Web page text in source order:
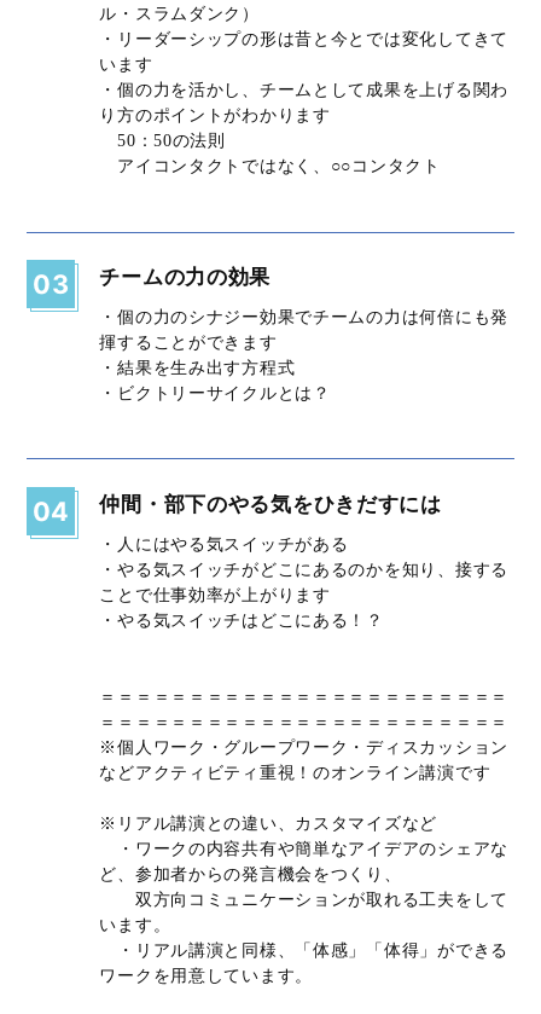
ル・スラムダンク）
・リーダーシップの形は昔と今とでは変化してきて
います
・個の力を活かし、チームとして成果を上げる関わ
り方のポイントがわかります
50：50の法則
アイコンタクトではなく、○○コンタクト
03 チームの力の効果
・個の力のシナジー効果でチームの力は何倍にも発
揮することができます
・結果を生み出す方程式
・ビクトリーサイクルとは？
04 仲間・部下のやる気をひきだすには
・人にはやる気スイッチがある
・やる気スイッチがどこにあるのかを知り、接する
ことで仕事効率が上がります
・やる気スイッチはどこにある！？
＝＝＝＝＝＝＝＝＝＝＝＝＝＝＝＝＝＝＝＝＝＝＝
＝＝＝＝＝＝＝＝＝＝＝＝＝＝＝＝＝＝＝＝＝＝＝
※個人ワーク・グループワーク・ディスカッション
などアクティビティ重視！のオンライン講演です
※リアル講演との違い、カスタマイズなど
・ワークの内容共有や簡単なアイデアのシェアな
ど、参加者からの発言機会をつくり、
双方向コミュニケーションが取れる工夫をして
います。
・リアル講演と同様、「体感」「体得」ができる
ワークを用意しています。